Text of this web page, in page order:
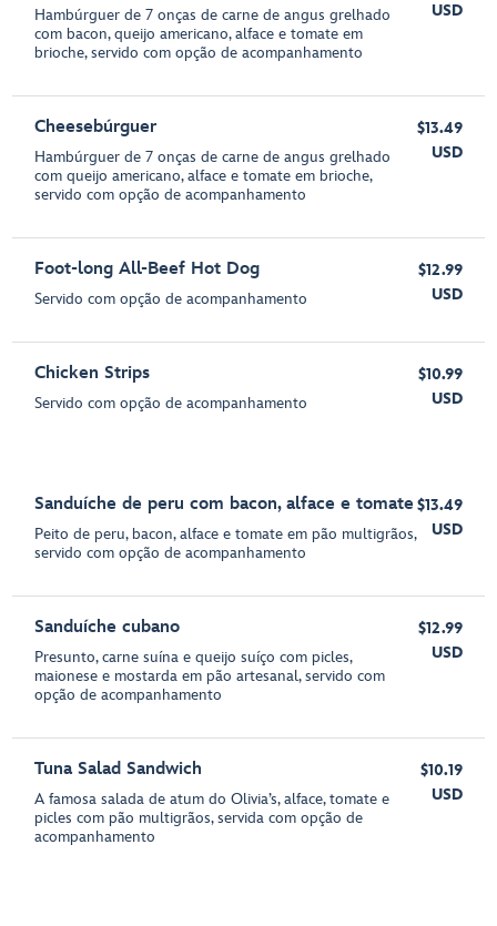
Hambúrguer de 7 onças de carne de angus grelhado
com bacon, queijo americano, alface e tomate em
brioche, servido com opção de acompanhamento
USD
Cheesebúrguer
Hambúrguer de 7 onças de carne de angus grelhado
com queijo americano, alface e tomate em brioche,
servido com opção de acompanhamento
$13.49
USD
Foot-long All-Beef Hot Dog
Servido com opção de acompanhamento
$12.99
USD
Chicken Strips
Servido com opção de acompanhamento
$10.99
USD
Sanduíche de peru com bacon, alface e tomate
Peito de peru, bacon, alface e tomate em pão multigrãos,
servido com opção de acompanhamento
$13.49
USD
Sanduíche cubano
Presunto, carne suína e queijo suíço com picles,
maionese e mostarda em pão artesanal, servido com
opção de acompanhamento
$12.99
USD
Tuna Salad Sandwich
A famosa salada de atum do Olivia’s, alface, tomate e
picles com pão multigrãos, servida com opção de
acompanhamento
$10.19
USD